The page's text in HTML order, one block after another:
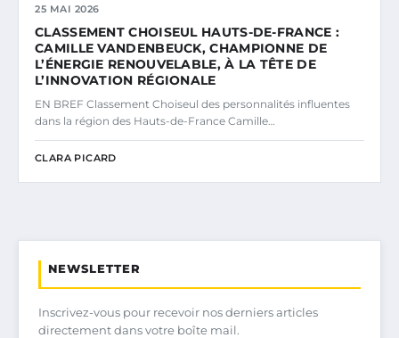
25 MAI 2026
CLASSEMENT CHOISEUL HAUTS-DE-FRANCE :
CAMILLE VANDENBEUCK, CHAMPIONNE DE
L’ÉNERGIE RENOUVELABLE, À LA TÊTE DE
L’INNOVATION RÉGIONALE
EN BREF Classement Choiseul des personnalités influentes
dans la région des Hauts-de-France Camille…
CLARA PICARD
NEWSLETTER
Inscrivez-vous pour recevoir nos derniers articles
directement dans votre boîte mail.